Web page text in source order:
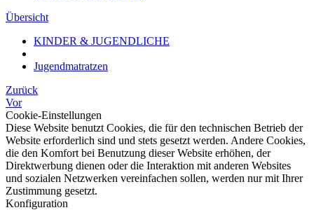
Übersicht
KINDER & JUGENDLICHE
Jugendmatratzen
Zurück
Vor
Cookie-Einstellungen
Diese Website benutzt Cookies, die für den technischen Betrieb der
Website erforderlich sind und stets gesetzt werden. Andere Cookies,
die den Komfort bei Benutzung dieser Website erhöhen, der
Direktwerbung dienen oder die Interaktion mit anderen Websites
und sozialen Netzwerken vereinfachen sollen, werden nur mit Ihrer
Zustimmung gesetzt.
Konfiguration